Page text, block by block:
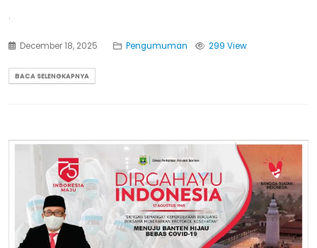
.
December 18, 2025 Pengumuman 299 View
BACA SELENGKAPNYA